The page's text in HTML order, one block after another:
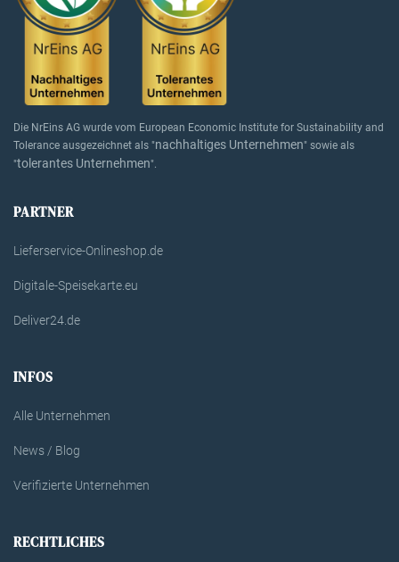
Die NrEins AG wurde vom European Economic Institute for Sustainability and
Tolerance ausgezeichnet als "nachhaltiges Unternehmen" sowie als
"tolerantes Unternehmen".
PARTNER
Lieferservice-Onlineshop.de
Digitale-Speisekarte.eu
Deliver24.de
INFOS
Alle Unternehmen
News / Blog
Verifizierte Unternehmen
RECHTLICHES